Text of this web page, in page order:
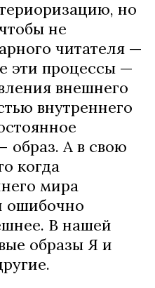
но
не
читателя —
эти процессы —
внешнего
внутреннего
образ. А в свою
когда
мира
ошибочно
В нашей
образы Я и